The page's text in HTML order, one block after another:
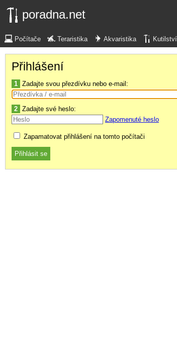
poradna.net
Počítače Teraristika Akvaristika Kutilství
Přihlášení
1 Zadajte svou přezdívku nebo e-mail:
2 Zadajte své heslo:
Zapomenuté heslo
Zapamatovat přihlášení na tomto počítači